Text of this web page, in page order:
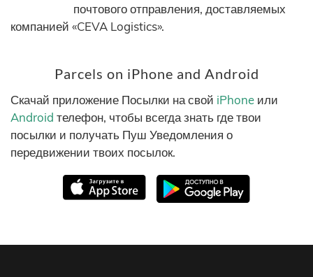
почтового отправления, доставляемых
компанией «CEVA Logistics».
Parcels on iPhone and Android
Скачай приложение Посылки на свой iPhone или
Android телефон, чтобы всегда знать где твои
посылки и получать Пуш Уведомления о
передвижении твоих посылок.